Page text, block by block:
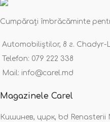
Cumpărați îmbrăcăminte
Automobiliștilor, 8 г.
Telefon: 079 222 338
Mail: info@carel.md
Magazinele Carel
Кишинев, цирк, bd Renasterii